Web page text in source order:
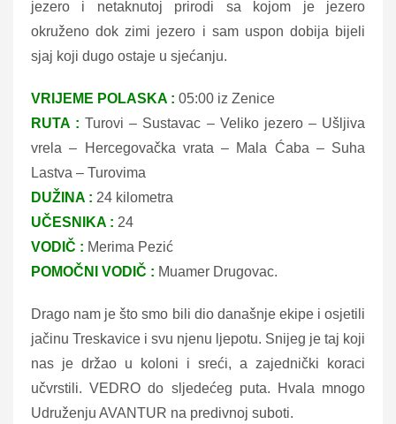
jezero i netaknutoj prirodi sa kojom je jezero
okruženo dok zimi jezero i sam uspon dobija bijeli
sjaj koji dugo ostaje u sjećanju.
VRIJEME POLASKA : 05:00 iz Zenice
RUTA : Turovi – Sustavac – Veliko jezero – Ušljiva
vrela – Hercegovačka vrata – Mala Ćaba – Suha
Lastva – Turovima
DUŽINA : 24 kilometra
UČESNIKA : 24
VODIČ : Merima Pezić
POMOČNI VODIČ : Muamer Drugovac.
Drago nam je što smo bili dio današnje ekipe i osjetili
jačinu Treskavice i svu njenu ljepotu. Snijeg je taj koji
nas je držao u koloni i sreći, a zajednički koraci
učvrstili. VEDRO do sljedećeg puta. Hvala mnogo
Udruženju AVANTUR na predivnoj suboti.